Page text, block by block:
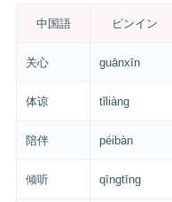
中国語 ピンイン
关心 guānxīn
体谅 tǐliàng
陪伴 péibàn
倾听 qīngtīng